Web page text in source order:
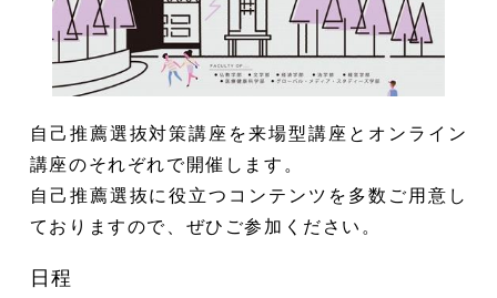
自己推薦選抜対策講座を来場型講座とオンライン
講座のそれぞれで開催します。
自己推薦選抜に役立つコンテンツを多数ご用意し
ておりますので、ぜひご参加ください。
日程